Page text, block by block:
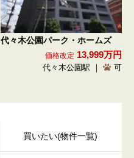
代々木公園パーク・ホームズ
価格改定 13,999万円
代々木公園駅 ｜ 可
買いたい(物件一覧)